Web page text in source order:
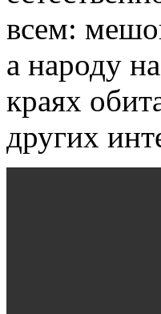
всем:
а народу
краях
других